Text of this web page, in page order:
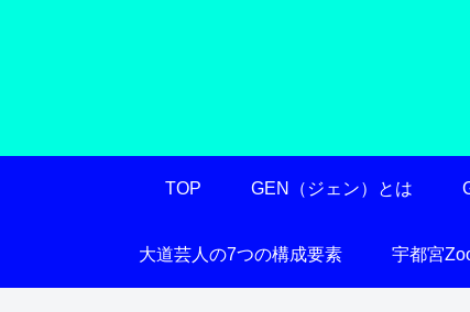
TOP GEN（ジェン）とは
大道芸人の7つの構成要素 宇都宮